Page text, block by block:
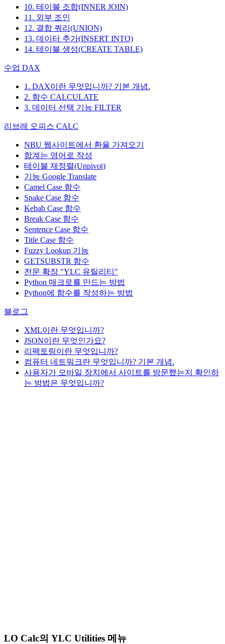
10. 테이블 조합(INNER JOIN)
11. 외부 조인
12. 결합 쿼리(UNION)
13. 데이터 추가(INSERT INTO)
14. 테이블 생성(CREATE TABLE)
수업 DAX
1. DAX이란 무엇입니까? 기본 개념.
2. 함수 CALCULATE
3. 데이터 선택 기능 FILTER
리브레 오피스 CALC
NBU 웹사이트에서 환율 가져오기
합계는 영어로 작성
테이블 재정렬(Unpivot)
기능 Google Translate
Camel Case 함수
Snake Case 함수
Kebab Case 함수
Break Case 함수
Sentence Case 함수
Title Case 함수
Fuzzy Lookup 기능
GETSUBSTR 함수
전문 확장 "YLC 유틸리티"
Python 매크로를 만드는 방법
Python에 함수를 작성하는 방법
블로그
XML이란 무엇입니까?
JSON이란 무엇인가요?
리팩토링이란 무엇입니까?
컴퓨터 네트워크란 무엇입니까? 기본 개념.
사용자가 모바일 장치에서 사이트를 방문했는지 확인하
는 방법은 무엇입니까?
LO Calc의 YLC Utilities 메뉴